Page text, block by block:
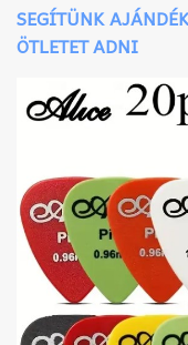
SEGÍTÜNK
ÖTLETET ADNI